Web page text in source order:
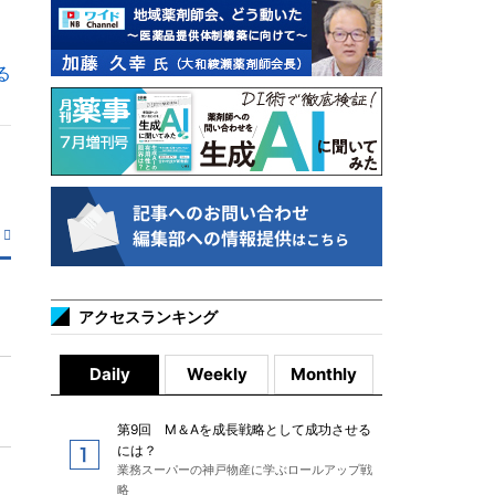
アクセスランキング
Daily Weekly Monthly
第9回 M＆Aを成長戦略として成功させる
には？
業務スーパーの神戸物産に学ぶロールアップ戦
略